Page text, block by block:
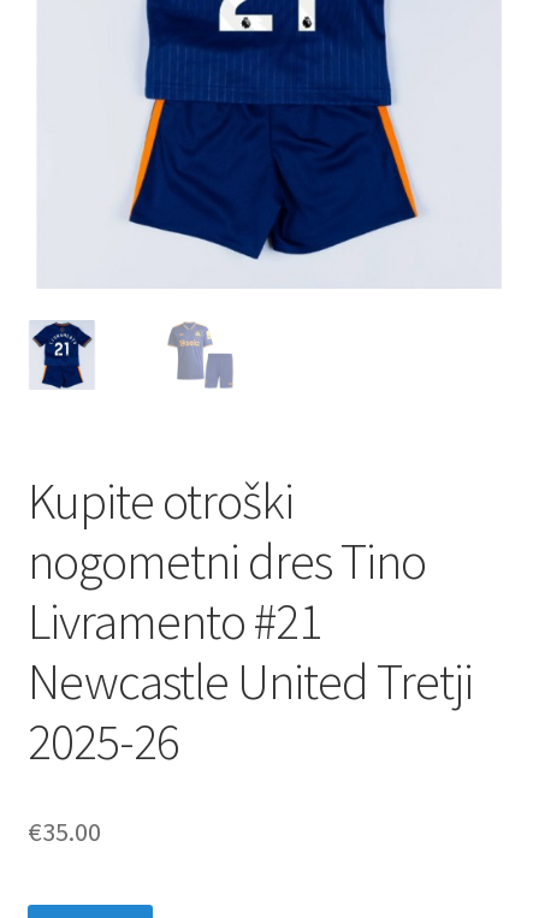
Zaključek nakupa
Kupite otroški
nogometni dres Tino
Livramento #21
Newcastle United Tretji
2025-26
€35.00